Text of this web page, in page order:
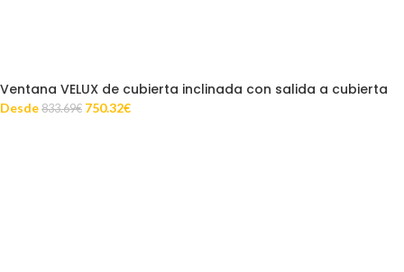
Ventana VELUX de cubierta inclinada con salida a cubierta
Desde 833.69€ 750.32€